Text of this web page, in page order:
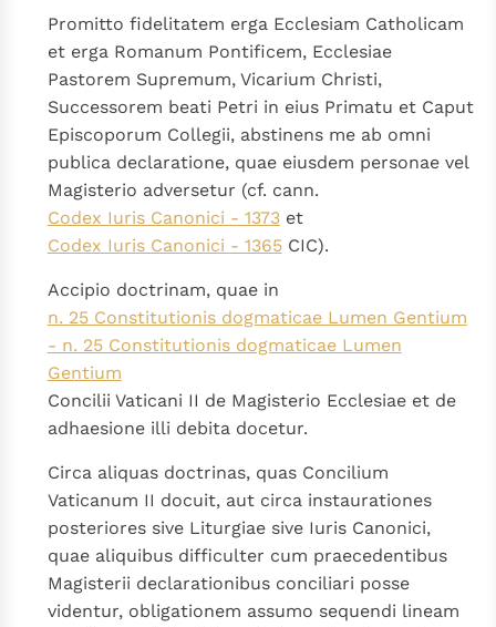
Leer de kostbare parel van Gods koninkrijk te
Gods Koninkrijk groeit stilletjes door liefde, niet door
dwang
De mystiek. De mystieke verschijnselen en de
heiligheid
Berichten
Het Vaticaan publiceert een nieuwe Latijnse uitgave
van het Romeins martyrologium
Vaticaanse financiële waakhond verliest autonomie
Paus spreekt het Wereldvoedselprogramma toe
een taak"
Paus in Pavia: St. Augustinus toont ons de noodzaak om
"naar het innerlijk" toe te keren.
RK Documenten stelt heel veel belangrijke
kerkelijke documenten van de Rooms
Katholieke Kerk in het Nederlands beschikbaar
Ik help mee!
Promitto fidelitatem erga Ecclesiam Catholicam
et erga Romanum Pontificem, Ecclesiae
Pastorem Supremum, Vicarium Christi,
Successorem beati Petri in eius Primatu et Caput
Episcoporum Collegii, abstinens me ab omni
publica declaratione, quae eiusdem personae vel
Magisterio adversetur (cf. cann.
Codex Iuris Canonici - 1373et
Codex Iuris Canonici - 1365CIC).
Accipio doctrinam, quae in
n. 25 Constitutionis dogmaticae Lumen Gentium
- n. 25 Constitutionis dogmaticae Lumen
Gentium
Concilii Vaticani II de Magisterio Ecclesiae et de
adhaesione illi debita docetur.
Circa aliquas doctrinas, quas Concilium
Vaticanum II docuit, aut circa instaurationes
posteriores sive Liturgiae sive Iuris Canonici,
quae aliquibus difficulter cum praecedentibus
Magisterii declarationibus conciliari posse
videntur, obligationem assumo sequendi lineam